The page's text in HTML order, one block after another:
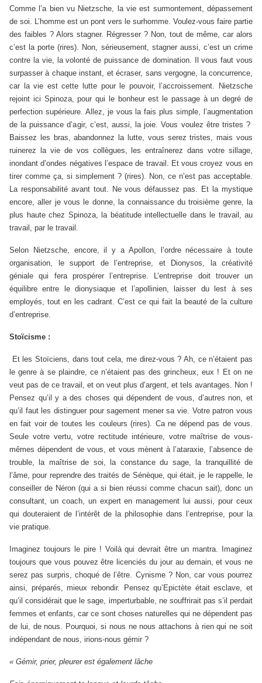
Comme l’a bien vu Nietzsche, la vie est surmontement, dépassement
de soi. L’homme est un pont vers le surhomme. Voulez-vous faire partie
des faibles ? Alors stagner. Régresser ? Non, tout de même, car alors
c’est la porte (rires). Non, sérieusement, stagner aussi, c’est un crime
contre la vie, la volonté de puissance de domination. Il vous faut vous
surpasser à chaque instant, et écraser, sans vergogne, la concurrence,
car la vie est cette lutte pour le pouvoir, l’accroissement. Nietzsche
rejoint ici Spinoza, pour qui le bonheur est le passage à un degré de
perfection supérieure. Allez, je vous la fais plus simple, l’augmentation
de la puissance d’agir, c’est, aussi, la joie. Vous voulez être tristes ?
Baissez les bras, abandonnez la lutte, vous serez tristes, mais vous
ruinerez la vie de vos collègues, les entraînerez dans votre sillage,
inondant d’ondes négatives l’espace de travail. Et vous croyez vous en
tirer comme ça, si simplement ? (rires). Non, ce n’est pas acceptable.
La responsabilité avant tout. Ne vous défaussez pas. Et la mystique
encore, aller je vous le donne, la connaissance du troisième genre, la
plus haute chez Spinoza, la béatitude intellectuelle dans le travail, au
travail, par le travail.
Selon Nietzsche, encore, il y a Apollon, l’ordre nécessaire à toute
organisation, le support de l’entreprise, et Dionysos, la créativité
géniale qui fera prospérer l’entreprise. L’entreprise doit trouver un
équilibre entre le dionysiaque et l’apollinien, laisser du lest à ses
employés, tout en les cadrant. C’est ce qui fait la beauté de la culture
d’entreprise.
Stoïcisme :
Et les Stoïciens, dans tout cela, me direz-vous ? Ah, ce n’étaient pas
le genre à se plaindre, ce n’étaient pas des grincheux, eux ! Et on ne
veut pas de ce travail, et on veut plus d’argent, et tels avantages. Non !
Pensez qu’il y a des choses qui dépendent de vous, d’autres non, et
qu’il faut les distinguer pour sagement mener sa vie. Votre patron vous
en fait voir de toutes les couleurs (rires). Ca ne dépend pas de vous.
Seule votre vertu, votre rectitude intérieure, votre maîtrise de vous-
mêmes dépendent de vous, et vous mènent à l’ataraxie, l’absence de
trouble, la maîtrise de soi, la constance du sage, la tranquillité de
l’âme, pour reprendre des traités de Sénèque, qui était, je le rappelle, le
conseiller de Néron (qui a si bien réussi comme chacun sait), donc un
consultant, un coach, un expert en management lui aussi, pour ceux
qui douteraient de l’intérêt de la philosophie dans l’entreprise, pour la
vie pratique.
Imaginez toujours le pire ! Voilà qui devrait être un mantra. Imaginez
toujours que vous pouvez être licenciés du jour au demain, et vous ne
serez pas surpris, choqué de l’être. Cynisme ? Non, car vous pourrez
ainsi, préparés, mieux rebondir. Pensez qu’Epictète était esclave, et
qu’il considérait que le sage, imperturbable, ne souffrirait pas s’il perdait
femmes et enfants, car ce sont choses naturelles qui ne dépendent pas
de lui, de nous. Pourquoi, si nous ne nous attachons à rien qui ne soit
indépendant de nous, irions-nous gémir ?
« Gémir, prier, pleurer est également lâche